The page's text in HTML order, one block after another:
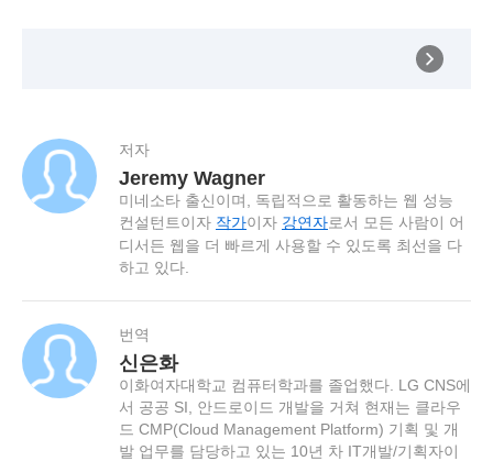
저자
Jeremy Wagner
미네소타 출신이며, 독립적으로 활동하는 웹 성능
컨설턴트이자 작가이자 강연자로서 모든 사람이 어
디서든 웹을 더 빠르게 사용할 수 있도록 최선을 다
하고 있다.
번역
신은화
이화여자대학교 컴퓨터학과를 졸업했다. LG CNS에
서 공공 SI, 안드로이드 개발을 거쳐 현재는 클라우
드 CMP(Cloud Management Platform) 기획 및 개
발 업무를 담당하고 있는 10년 차 IT개발/기획자이